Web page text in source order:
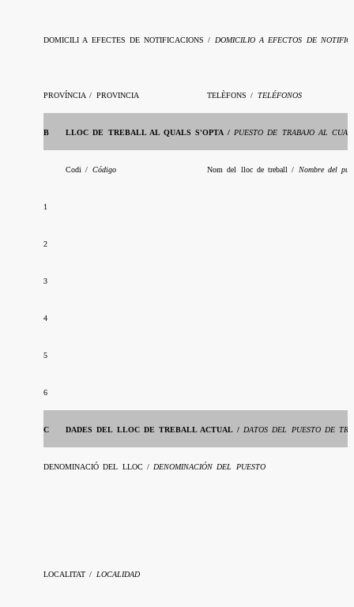
DOMICILI A EFECTES DE NOTIFICACIONS / DOMICILIO A EFECTOS DE
PROVÍNCIA / PROVINCIA TELÈFONS / TELÉFONOS
B LLOC DE TREBALL AL QUALS S'OPTA /PUESTO DE TRABAJO AL
Codi / Código Nom del lloc de treball / Nombre del
1
2
3
4
5
6
C DADES DEL LLOC DE TREBALL ACTUAL /DATOS DEL PUESTO DE
DENOMINACIÓ DEL LLOC /DENOMINACIÓN DEL PUESTO
LOCALITAT / LOCALIDAD